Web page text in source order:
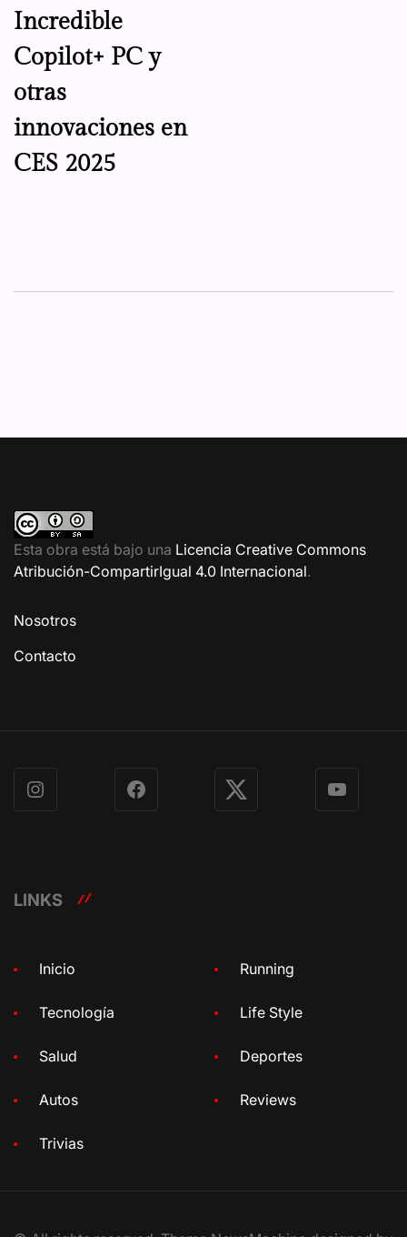
Incredible
Copilot+ PC y
otras
innovaciones en
CES 2025
Esta obra está bajo una Licencia Creative Commons
Atribución-CompartirIgual 4.0 Internacional.
Nosotros
Contacto
Instagram Facebook X YouTube
LINKS
Inicio Running
Tecnología Life Style
Salud Deportes
Autos Reviews
Trivias